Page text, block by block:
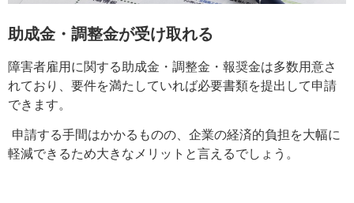
助成金・調整金が受け取れる
障害者雇用に関する助成金・調整金・報奨金は多数用意さ
れており、要件を満たしていれば必要書類を提出して申請
できます。
申請する手間はかかるものの、企業の経済的負担を大幅に
軽減できるため大きなメリットと言えるでしょう 。